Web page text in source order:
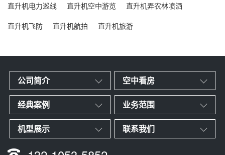
直升机电力巡线
直升机空中游览
直升机弄农林喷洒
直升机飞防
直升机航拍 直升机旅游
公司简介 空中看房
经典案例 业务范围
机型展示 联系我们